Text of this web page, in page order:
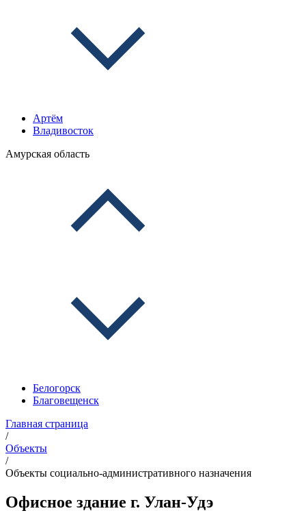
Артём
Владивосток
Амурская область
Белогорск
Благовещенск
Главная страница
/
Объекты
/
Объекты социально-административного назначения
Офисное здание г. Улан-Удэ